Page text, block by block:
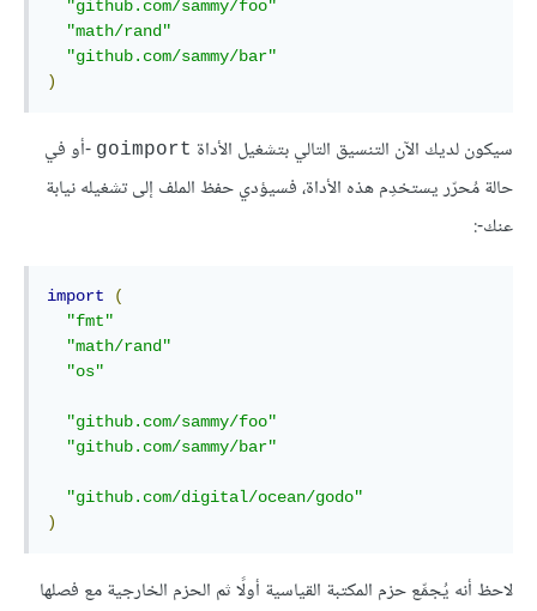
"github.com/sammy/foo"
"math/rand"
"github.com/sammy/bar"
)
سيكون لديك الآن التنسيق التالي بتشغيل الأداة goimport -أو في
حالة مُحرّر يستخدِم هذه الأداة، فسيؤدي حفظ الملف إلى تشغيله نيابة
عنك-:
import
(
"fmt"
"math/rand"
"os"
"github.com/sammy/foo"
"github.com/sammy/bar"
"github.com/digital/ocean/godo"
)
لاحظ أنه يُجمِّع حزم المكتبة القياسية أولًا ثم الحزم الخارجية مع فصلها